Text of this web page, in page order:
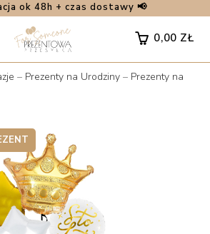
ok 48h + czas dostawy 📢
0,00 ZŁ
– Prezenty na Urodziny – Prezenty na